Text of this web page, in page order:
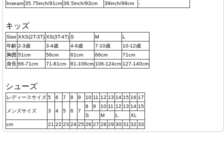
Inseam 35.75inch/91cm 36.5inch/93cm 39inch/99cm -
キッズ
Size XXS(2T-3T) XS(3T-4T) S M
L
年齢 2-3歳 3-4歳 4-6歳 7-10歳
10-12歳
胸囲 51cm 56cm 61cm 66cm
71cm
身長 66-71cm 71-81cm 81-106cm 106-124cm 127-140cm
シューズ
レディースサイズ 5 6 7 8 9 10 11 12 13 14 15 16 17
メンズサイズ 3 4 5 6 7
8 9 10 11 12 13 14 15
S
M L
XL
cm
21 22 23 24 25 26 27 28 29 30 31 32 33